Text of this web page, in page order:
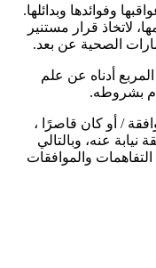
وفوائدها وبدائلها.
لاتخاذ قرار مستنير
الصحية عن بعد.
أدناه عن علم
بشروطه.
/ أو كان قاصرًا ،
نيابة عنه، وبالتالي
والموافقات